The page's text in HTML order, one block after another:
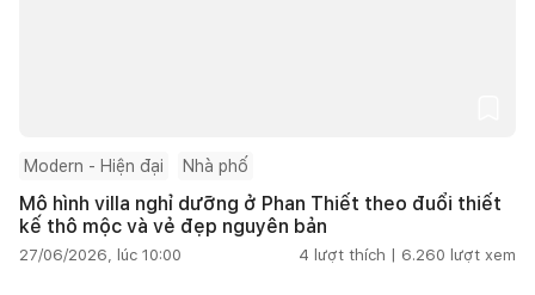
Modern - Hiện đại Nhà phố
Mô hình villa nghỉ dưỡng ở Phan Thiết theo đuổi thiết
kế thô mộc và vẻ đẹp nguyên bản
27/06/2026, lúc 10:00 4 lượt thích | 6.260 lượt xem